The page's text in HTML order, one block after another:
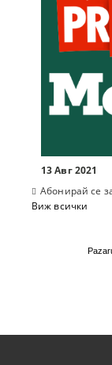
13 Авг 2021
Абонирай се
Виж всички